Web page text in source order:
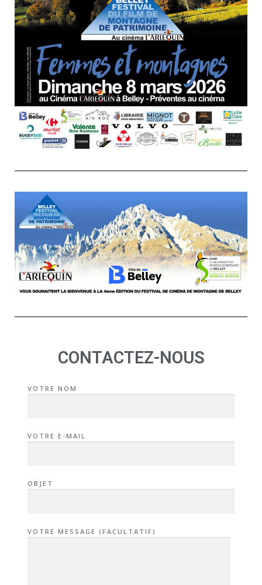
CONTACTEZ-NOUS
VOTRE NOM
VOTRE E-MAIL
OBJET
VOTRE MESSAGE (FACULTATIF)